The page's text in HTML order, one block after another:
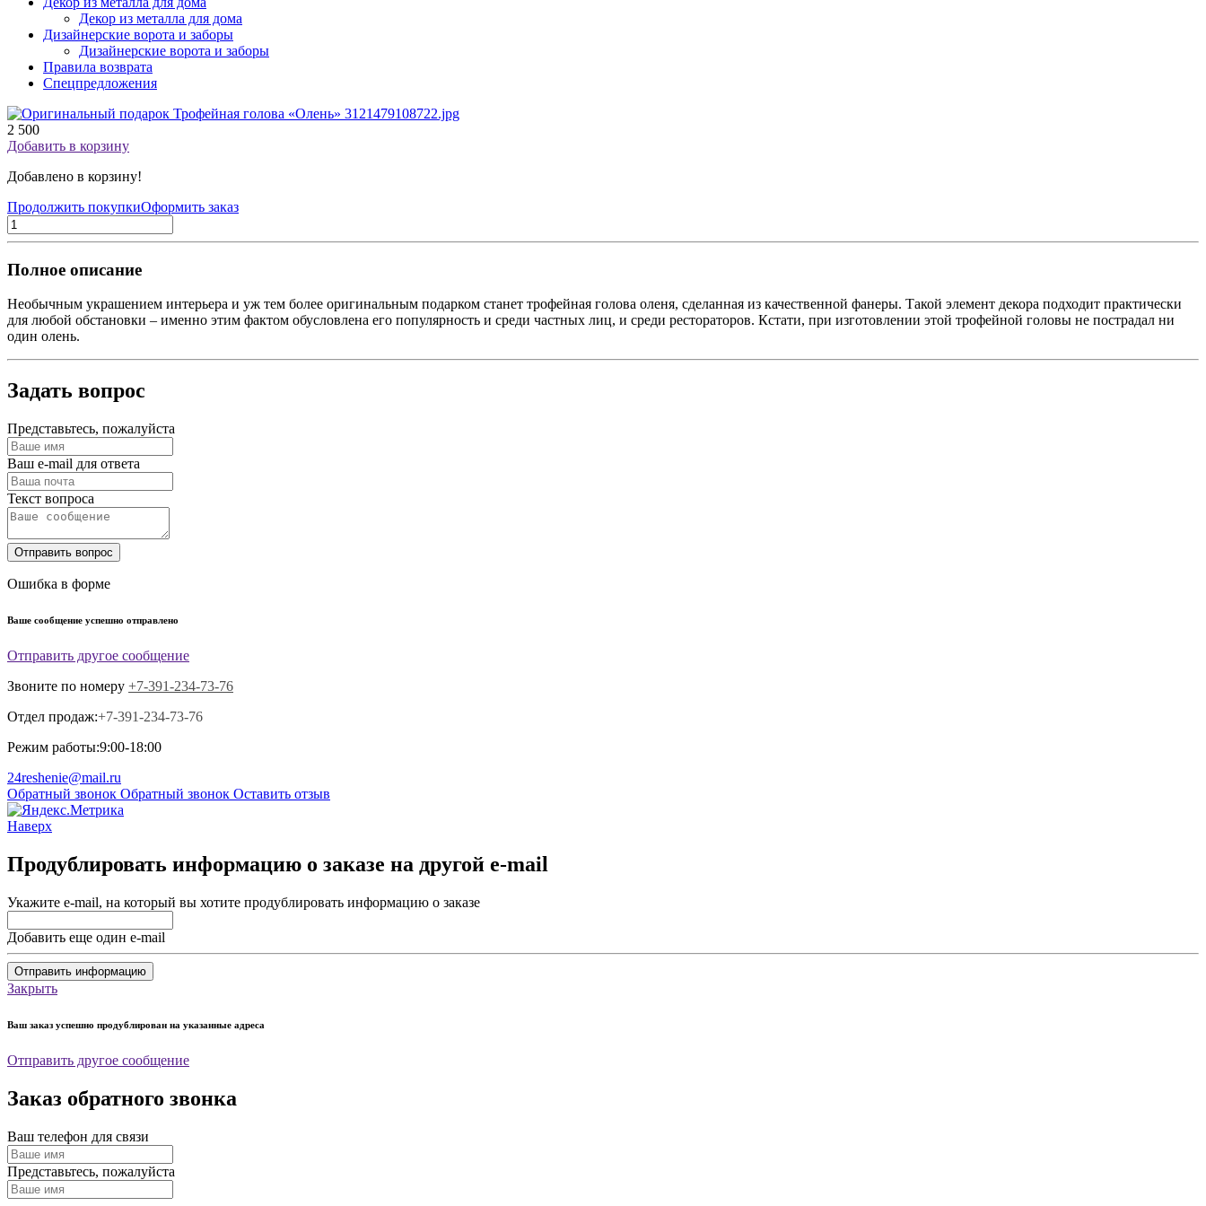
Декор из металла для дома
Дизайнерские ворота и заборы
Дизайнерские ворота и заборы
Правила возврата
Спецпредложения
2 500
Добавить в корзину
Добавлено в корзину!
Продолжить покупкиОформить заказ
Полное описание
Необычным украшением интерьера и уж тем более оригинальным подарком станет трофейная голова оленя, сделанная из качественной фанеры. Такой элемент декора подходит практически
для любой обстановки – именно этим фактом обусловлена его популярность и среди частных лиц, и среди рестораторов. Кстати, при изготовлении этой трофейной головы не пострадал ни
один олень.
Задать вопрос
Представьтесь, пожалуйста
Ваш e-mail для ответа
Текст вопроса
Отправить вопрос
Ошибка в форме
Ваше сообщение успешно отправлено
Отправить другое сообщение
Звоните по номеру +7-391-234-73-76
Отдел продаж:+7-391-234-73-76
Режим работы:9:00-18:00
24reshenie@mail.ru
Обратный звонок Обратный звонок Оставить отзыв
Наверх
Продублировать информацию о заказе на другой e-mail
Укажите e-mail, на который вы хотите продублировать информацию о заказе
Добавить еще один e-mail
Отправить информацию
Закрыть
Ваш заказ успешно продублирован на указанные адреса
Отправить другое сообщение
Заказ обратного звонка
Ваш телефон для связи
Представьтесь, пожалуйста